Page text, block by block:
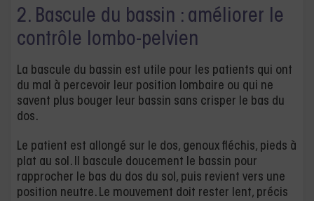
2. Bascule du bassin : améliorer le
contrôle lombo-pelvien
La bascule du bassin est utile pour les patients qui ont
du mal à percevoir leur position lombaire ou qui ne
savent plus bouger leur bassin sans crisper le bas du
dos.
Le patient est allongé sur le dos, genoux fléchis, pieds à
plat au sol. Il bascule doucement le bassin pour
rapprocher le bas du dos du sol, puis revient vers une
position neutre. Le mouvement doit rester lent, précis